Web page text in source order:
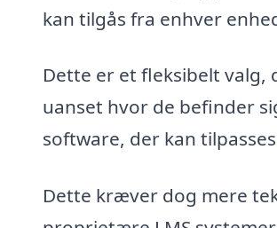
kan tilgås fra enhver
Dette er et fleksibelt valg,
uanset hvor de befinder
software, der kan
Dette kræver dog mere